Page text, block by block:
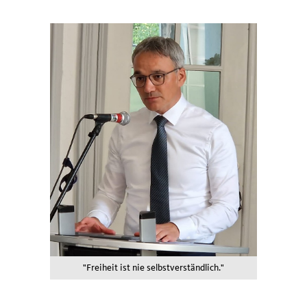
"Freiheit ist nie selbstverständlich."